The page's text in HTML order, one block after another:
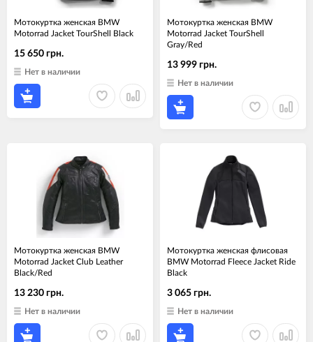
Мотокуртка женская BMW
Motorrad Jacket TourShell Black
15 650 грн.
Нет в наличии
Мотокуртка женская BMW
Motorrad Jacket TourShell
Gray/Red
13 999 грн.
Нет в наличии
Мотокуртка женская BMW
Motorrad Jacket Club Leather
Black/Red
13 230 грн.
Нет в наличии
Мотокуртка женская флисовая
BMW Motorrad Fleece Jacket Ride
Black
3 065 грн.
Нет в наличии